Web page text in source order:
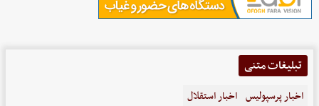
تبلیغات متنی
اخبار پرسپولیس اخبار استقلال